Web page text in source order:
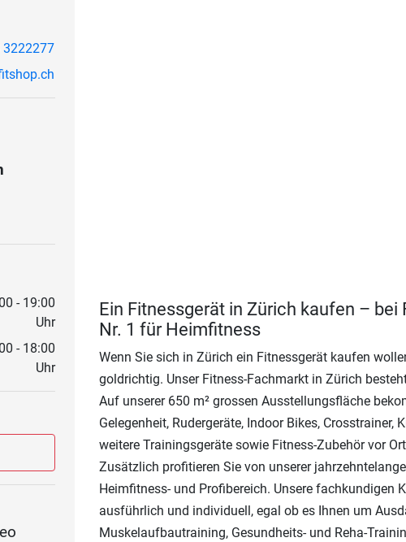
3222277
- 19:00
Uhr
- 18:00
Uhr
Ein Fitnessgerät in Zürich kaufen – bei
Nr. 1 für Heimfitness
Wenn Sie sich in Zürich ein Fitnessgerät kaufen
goldrichtig. Unser Fitness-Fachmarkt in Zürich
Auf unserer 650 m² grossen Ausstellungsfläche
Gelegenheit, Rudergeräte, Indoor Bikes, Crosstrainer,
weitere Trainingsgeräte sowie Fitness-Zubehör vor
Zusätzlich profitieren Sie von unserer
Heimfitness- und Profibereich. Unsere fachkundigen
ausführlich und individuell, egal ob es Ihnen um
Muskelaufbautraining, Gesundheits- und Reha-